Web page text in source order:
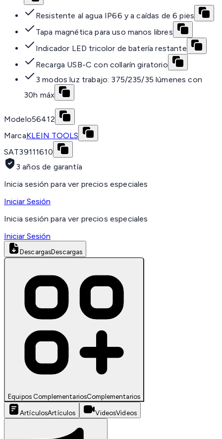
Resistente al agua IP66 y a caídas de 6 pies
Tapa magnética para uso manos libres
Indicador LED tricolor de batería restante
Recarga USB-C con collarín giratorio
3 modos luz trabajo: 375/235/35 lúmenes con
30h máx
Modelo56412
MarcaKLEIN TOOLS
SAT39111610
3 años de garantía
Inicia sesión para ver precios especiales
Iniciar Sesión
Inicia sesión para ver precios especiales
Iniciar Sesión
DescargasDescargas
Equipos ComplementariosComplementarios
ArtículosArtículos VideosVideos